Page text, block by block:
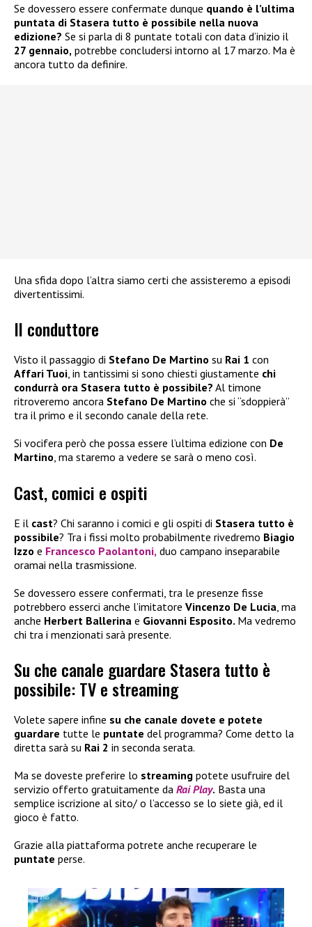
Se dovessero essere confermate dunque quando è l’ultima
puntata di Stasera tutto è possibile nella nuova
edizione? Se si parla di 8 puntate totali con data d’inizio il
27 gennaio, potrebbe concludersi intorno al 17 marzo. Ma è
ancora tutto da definire.
Una sfida dopo l’altra siamo certi che assisteremo a episodi
divertentissimi.
Il conduttore
Visto il passaggio di Stefano De Martino su Rai 1 con
Affari Tuoi, in tantissimi si sono chiesti giustamente chi
condurrà ora Stasera tutto è possibile? Al timone
ritroveremo ancora Stefano De Martino che si “sdoppierà”
tra il primo e il secondo canale della rete.
Si vocifera però che possa essere l’ultima edizione con De
Martino, ma staremo a vedere se sarà o meno così.
Cast, comici e ospiti
E il cast? Chi saranno i comici e gli ospiti di Stasera tutto è
possibile? Tra i fissi molto probabilmente rivedremo Biagio
Izzo e Francesco Paolantoni, duo campano inseparabile
oramai nella trasmissione.
Se dovessero essere confermati, tra le presenze fisse
potrebbero esserci anche l’imitatore Vincenzo De Lucia , ma
anche Herbert Ballerina e Giovanni Esposito. Ma vedremo
chi tra i menzionati sarà presente.
Su che canale guardare Stasera tutto è
possibile: TV e streaming
Volete sapere infine su che canale dovete e potete
guardare tutte le puntate del programma? Come detto la
diretta sarà su Rai 2 in seconda serata.
Ma se doveste preferire lo streaming potete usufruire del
servizio offerto gratuitamente da Rai Play. Basta una
semplice iscrizione al sito/ o l’accesso se lo siete già, ed il
gioco è fatto.
Grazie alla piattaforma potrete anche recuperare le
puntate perse.